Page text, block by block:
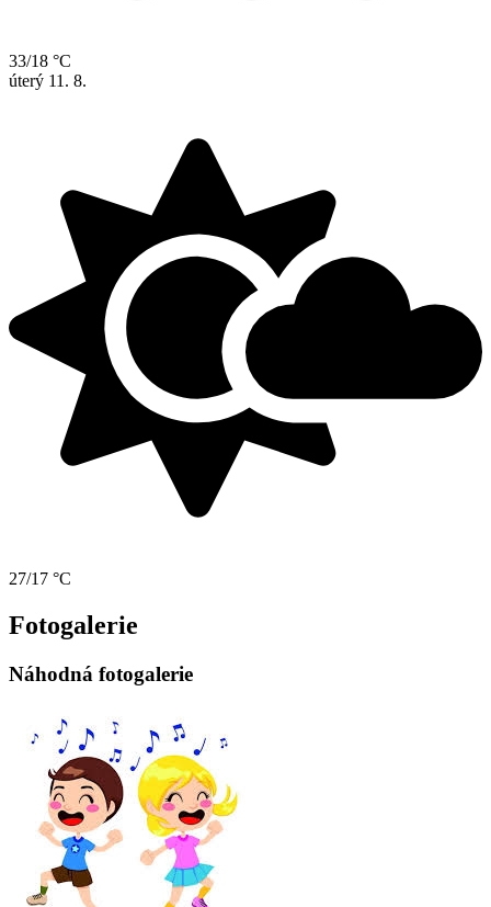
33/18 °C
úterý 11. 8.
27/17 °C
Fotogalerie
Náhodná fotogalerie